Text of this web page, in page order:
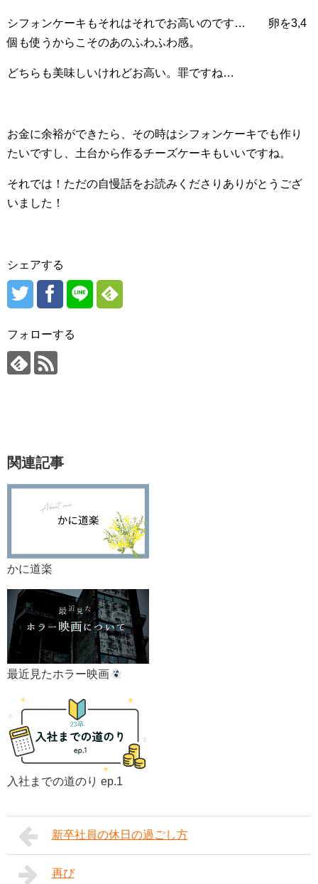
シフォンケーキもそれはそれでお高いのです… 卵を3,4
個も使うからこそのあのふわふわ感。
どちらも美味しいけれどお高い。罪ですね…
お金に余裕ができたら、その時はシフォンケーキでも作り
たいですし、土台から作るチーズケーキもいいですね。
それでは！ただの自慢話をお読みくださりありがとうござ
いました！
シェアする
フォローする
関連記事
かに道楽
最近見たホラー映画
入社までの道のり ep.1
新卒社員の休日の過ごし方
再び